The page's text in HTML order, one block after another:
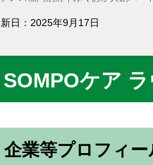
日：2025年9月17日
SOMPOケア
企業等プロフィー